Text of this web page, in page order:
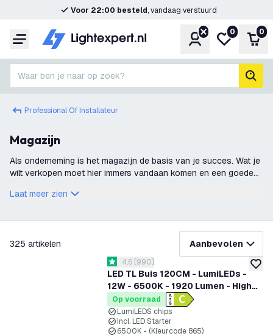
Voor 22:00 besteld, vandaag verstuurd
Menu Account
Mijn
0 0
Waar ben je naar op zoek?
Professional Of Installateur
Magazijn
Als onderneming is het magazijn de basis van je succes. Wat je
wilt verkopen moet hier immers vandaan komen en een goede
orders van kl
Laat meer zien
325 artikelen Aanbevolen
LED TL Buis 120CM - LumiLEDs -
12W - 6500K - 1920 Lumen - High
Efficiency
reviews drawer openen
4.6 score sterren
4.6 [990]
Op voorraad
LumiLEDS chips
Incl. LED Starter
6500K - (Kleurcode 865)
filteren